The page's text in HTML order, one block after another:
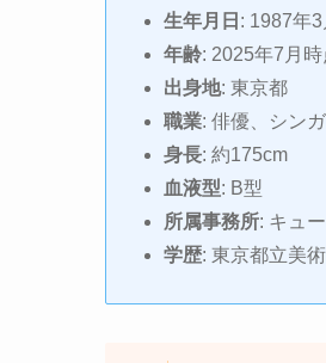
生年月日 : 1987年3
年齢: 2025年7月
出身地: 東京都
職業: 俳優、シン
身長: 約175cm
血液型: B型
所属事務所: キュ
学歴: 東京都立美